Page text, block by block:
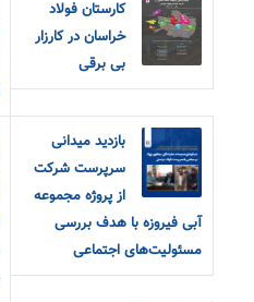
کارستان فولاد
خراسان در کارزار
بی برقی
بازدید میدانی
سرپرست شرکت
از پروژه مجموعه
آبی فیروزه با هدف بررسی
مسئولیت‌های اجتماعی